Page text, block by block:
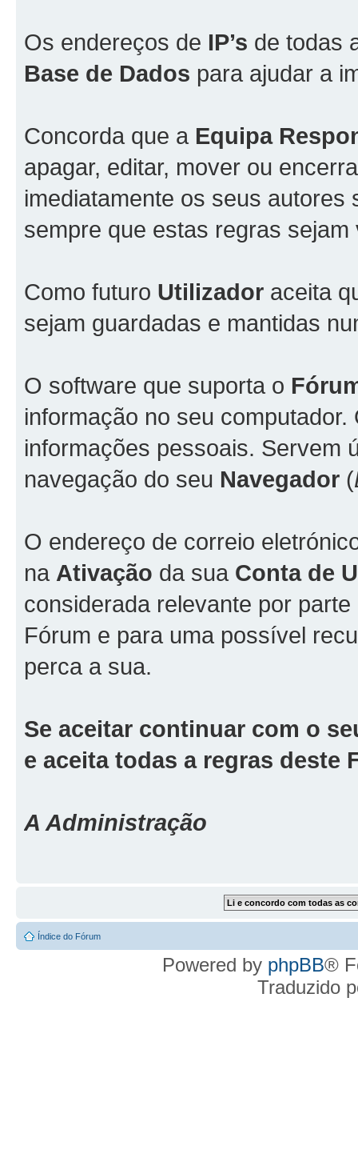
Os endereços de IP’s de todas
Base de Dados para ajudar a
Concorda que a Equipa
apagar, editar, mover ou
imediatamente os seus
sempre que estas regras sejam
Como futuro Utilizador aceita
sejam guardadas e mantidas
O software que suporta o
informação no seu
informações pessoais. Servem
navegação do seu Navegador (
O endereço de correio
na Ativação da sua Conta de
considerada relevante por
Fórum e para uma possível
perca a sua.
Se aceitar continuar com o
e aceita todas a regras deste
A Administração
Índice do Fórum
Powered by phpBB®
Traduzido